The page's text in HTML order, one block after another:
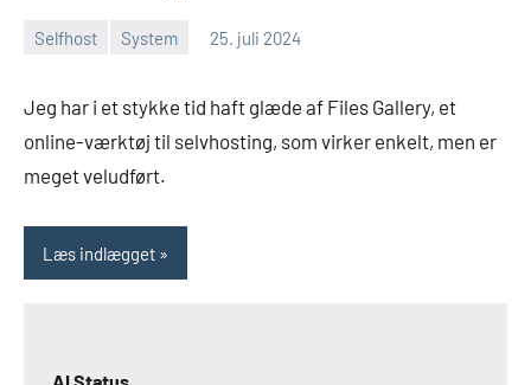
Selfhost System 25. juli 2024
Johansen
Jeg har i et stykke tid haft glæde af Files Gallery, et
online-værktøj til selvhosting, som virker enkelt, men er
meget veludført.
Læs indlægget